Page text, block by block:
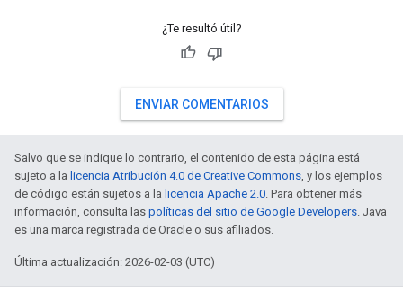
¿Te resultó útil?
ENVIAR COMENTARIOS
Salvo que se indique lo contrario, el contenido de esta página está
sujeto a la licencia Atribución 4.0 de Creative Commons, y los ejemplos
de código están sujetos a la licencia Apache 2.0. Para obtener más
información, consulta las políticas del sitio de Google Developers. Java
es una marca registrada de Oracle o sus afiliados.
Última actualización: 2026-02-03 (UTC)